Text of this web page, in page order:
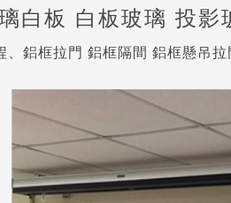
白板 白板玻璃 投影
、鋁框拉門 鋁框隔間 鋁框懸吊